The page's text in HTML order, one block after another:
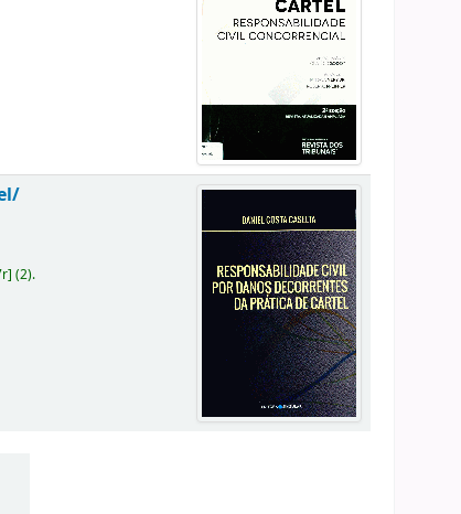
](2).